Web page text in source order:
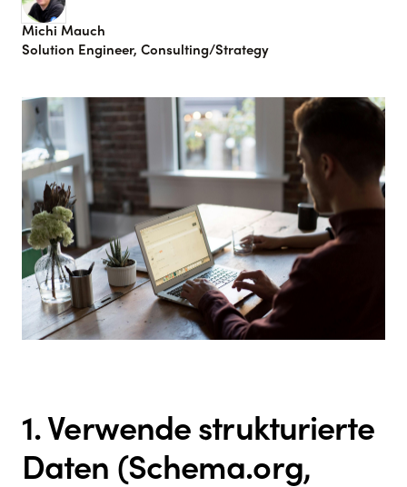
Michi Mauch
Solution Engineer, Consulting/Strategy
1. Verwende strukturierte
Daten (Schema.org,